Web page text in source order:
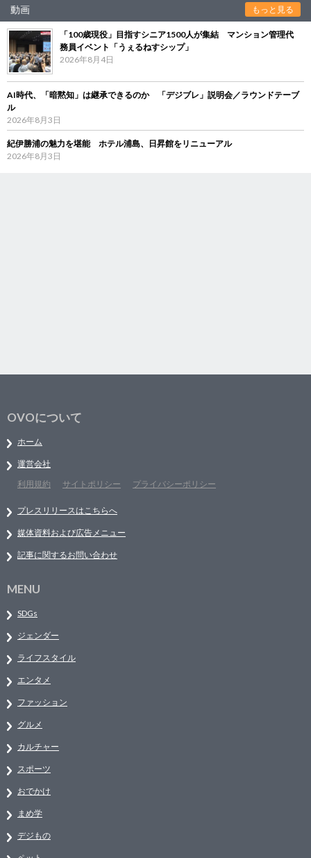
動画 もっと見る
「100歳現役」目指すシニア1500人が集結 マンション管理代
務員イベント「うぇるねすシップ」
2026年8月4日
AI時代、「暗黙知」は継承できるのか 「デジブレ」説明会／ラウンドテーブ
ル
2026年8月3日
紀伊勝浦の魅力を堪能 ホテル浦島、日昇館をリニューアル
2026年8月3日
OVOについて
ホーム
運営会社
利用規約
サイトポリシー プライバシーポリシー
プレスリリースはこちらへ
媒体資料および広告メニュー
記事に関するお問い合わせ
MENU
SDGs
ジェンダー
ライフスタイル
エンタメ
ファッション
グルメ
カルチャー
スポーツ
おでかけ
まめ学
デジもの